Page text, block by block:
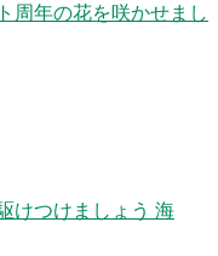
周年の花を咲かせまし
けつけましょう 海